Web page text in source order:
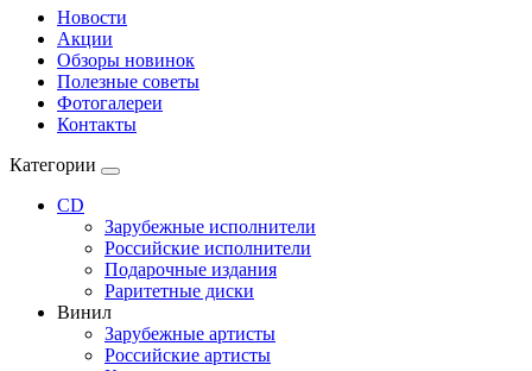
Новости
Акции
Обзоры новинок
Полезные советы
Фотогалереи
Контакты
Категории
CD
Зарубежные исполнители
Российские исполнители
Подарочные издания
Раритетные диски
Винил
Зарубежные артисты
Российские артисты